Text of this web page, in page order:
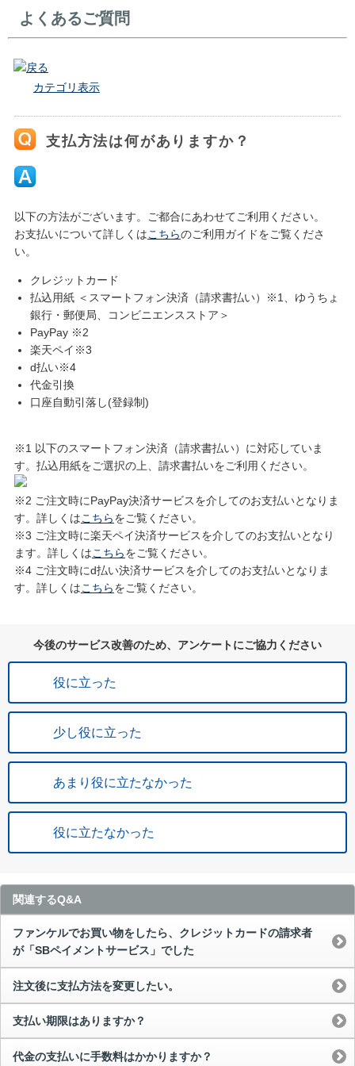
よくあるご質問
戻る
カテゴリ表示
支払方法は何がありますか？
以下の方法がございます。ご都合にあわせてご利用ください。
お支払いについて詳しくはこちらのご利用ガイドをご覧くださ
い。
クレジットカード
払込用紙 ＜スマートフォン決済（請求書払い）※1、ゆうちょ
銀行・郵便局、コンビニエンスストア＞
PayPay ※2
楽天ペイ※3
d払い※4
代金引換
口座自動引落し(登録制)
※1 以下のスマートフォン決済（請求書払い）に対応していま
す。払込用紙をご選択の上、請求書払いをご利用ください。
※2 ご注文時にPayPay決済サービスを介してのお支払いとなりま
す。詳しくはこちらをご覧ください。
※3 ご注文時に楽天ペイ決済サービスを介してのお支払いとなり
ます。詳しくはこちらをご覧ください。
※4 ご注文時にd払い決済サービスを介してのお支払いとなりま
す。詳しくはこちらをご覧ください。
今後のサービス改善のため、アンケートにご協力ください
役に立った
少し役に立った
あまり役に立たなかった
役に立たなかった
関連するQ&A
ファンケルでお買い物をしたら、クレジットカードの請求者
が「SBペイメントサービス」でした
注文後に支払方法を変更したい。
支払い期限はありますか？
代金の支払いに手数料はかかりますか？